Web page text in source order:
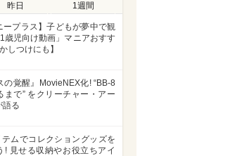
昨日 1週間
ープラス】子どもが夢中で観
歳児向け動画」マニアおすす
しつけにも】
の覚醒』MovieNEX化! “BB-8
まで” をクリーチャー・アー
語る
ムでコレクショングッズを
! 見せる収納やお役立ちアイ